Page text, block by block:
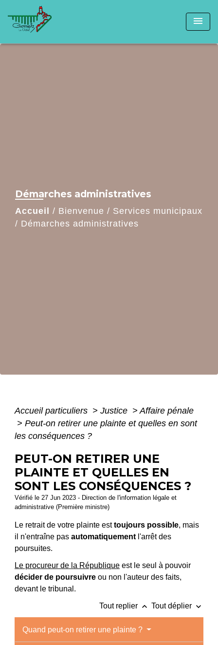
menu
Démarches administratives
Accueil / Bienvenue / Services municipaux
/ Démarches administratives
Accueil particuliers > Justice > Affaire pénale
> Peut-on retirer une plainte et quelles en sont
les conséquences ?
PEUT-ON RETIRER UNE
PLAINTE ET QUELLES EN
SONT LES CONSÉQUENCES ?
Vérifié le 27 Jun 2023 - Direction de l'information légale et
administrative (Première ministre)
Le retrait de votre plainte esttoujours possible, mais
il n'entraîne pas automatiquement l'arrêt des
poursuites.
Le procureur de la République est le seul à pouvoir
décider de poursuivre ou non l'auteur des faits,
devant le tribunal.
Tout replier keyboard_arrow_up Tout déplier keyboard_arrow_down
Quand peut-on retirer une plainte ?